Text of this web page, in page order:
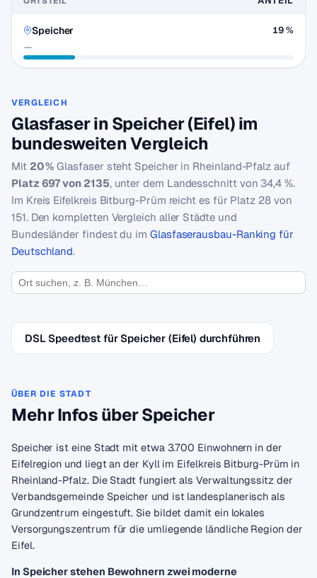
Speicher
—
19 %
VERGLEICH
Glasfaser in Speicher (Eifel) im
bundesweiten Vergleich
Mit 20 % Glasfaser steht Speicher in Rheinland-Pfalz auf
Platz 697 von 2135, unter dem Landesschnitt von 34,4 %.
Im Kreis Eifelkreis Bitburg-Prüm reicht es für Platz 28 von
151. Den kompletten Vergleich aller Städte und
Bundesländer findest du im Glasfaserausbau-Ranking für
Deutschland.
DSL Speedtest für Speicher (Eifel) durchführen
ÜBER DIE STADT
Mehr Infos über Speicher
Speicher ist eine Stadt mit etwa 3.700 Einwohnern in der
Eifelregion und liegt an der Kyll im Eifelkreis Bitburg-Prüm in
Rheinland-Pfalz. Die Stadt fungiert als Verwaltungssitz der
Verbandsgemeinde Speicher und ist landesplanerisch als
Grundzentrum eingestuft. Sie bildet damit ein lokales
Versorgungszentrum für die umliegende ländliche Region der
Eifel.
In Speicher stehen Bewohnern zwei moderne